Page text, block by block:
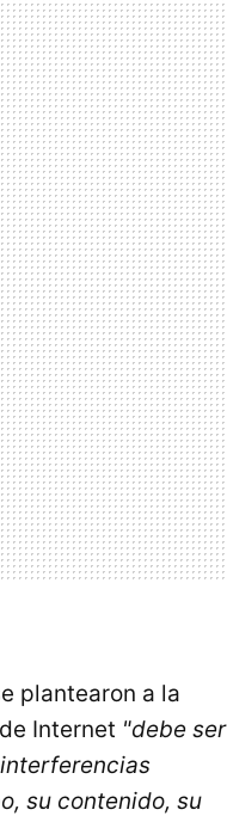
plantearon a la
Internet "debe ser
su contenido, su